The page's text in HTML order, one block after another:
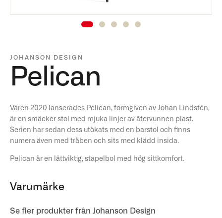
JOHANSON DESIGN
Pelican
Våren 2020 lanserades Pelican, formgiven av Johan Lindstén,
är en smäcker stol med mjuka linjer av återvunnen plast.
Serien har sedan dess utökats med en barstol och finns
numera även med träben och sits med klädd insida.
Pelican är en lättviktig, stapelbol med hög sittkomfort.
Varumärke
Se fler produkter från Johanson Design